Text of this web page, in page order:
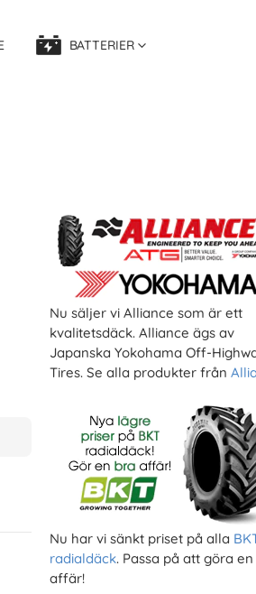
BATTERIER
Nu säljer vi Alliance som är ett
kvalitetsdäck. Alliance ägs av
Japanska Yokohama Off-
Tires. Se alla produkter från
Nu har vi sänkt priset på alla
radialdäck. Passa på att göra
affär!